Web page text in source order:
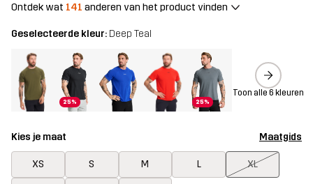
Ontdek wat 141 anderen van het product vinden
Geselecteerde kleur: Deep Teal
25% 25%
Toon alle 6 kleuren
Kies je maat Maatgids
XS S M L XL